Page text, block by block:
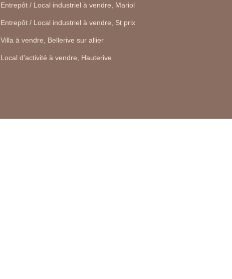
Entrepôt / Local industriel à vendre, Mariol
Entrepôt / Local industriel à vendre, St prix
Villa à vendre, Bellerive sur allier
Local d'activité à vendre, Hauterive